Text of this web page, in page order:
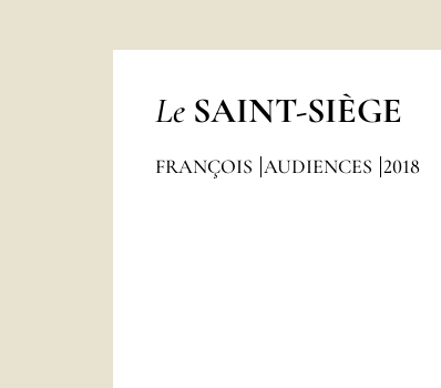
Le SAINT-SIÈGE
FRANÇOIS AUDIENCES 2018